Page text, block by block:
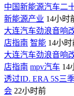
中国新能源汽车二
新能源产业 14小时
大连汽车劲浪音响
店指南 智能 14小时
大连汽车劲浪音响
店指南 mpv汽车 14
透过ID. ERA 5S三
会 22小时前